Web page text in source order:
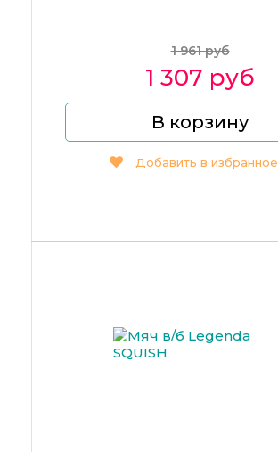
1 961 руб
1 307 руб
В корзину
Добавить в избранное